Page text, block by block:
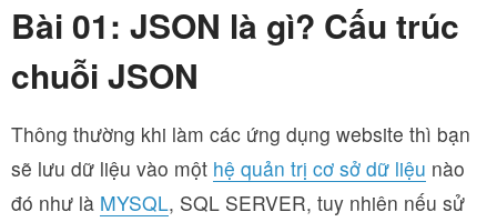
Bài 01: JSON là gì? Cấu trúc
chuỗi JSON
Thông thường khi làm các ứng dụng website thì bạn
sẽ lưu dữ liệu vào một hệ quản trị cơ sở dữ liệu nào
đó như là MYSQL, SQL SERVER, tuy nhiên nếu sử